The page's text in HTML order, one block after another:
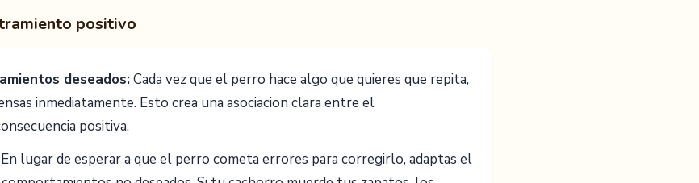
positivo
deseados:Cada vez que el perro hace algo que quieres que repita,
inmediatamente. Esto crea una asociacion clara entre el
positiva.
En lugar de esperar a que el perro cometa errores para corregirlo, adaptas el